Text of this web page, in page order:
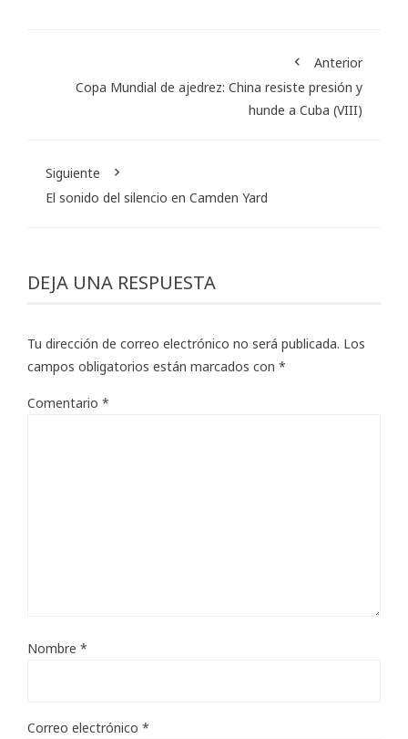
Anterior
Copa Mundial de ajedrez: China resiste presión y
hunde a Cuba (VIII)
Siguiente
El sonido del silencio en Camden Yard
DEJA UNA RESPUESTA
Tu dirección de correo electrónico no será publicada. Los
campos obligatorios están marcados con *
Comentario *
Nombre *
Correo electrónico *